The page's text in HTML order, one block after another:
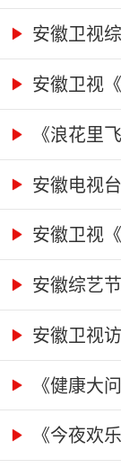
合...安徽卫视
告...安徽卫视
《浪花里
冠...安徽电视
价...安徽卫视
广...安徽综艺
名、...
安徽卫视
权...《健康大
别...《今夜欢